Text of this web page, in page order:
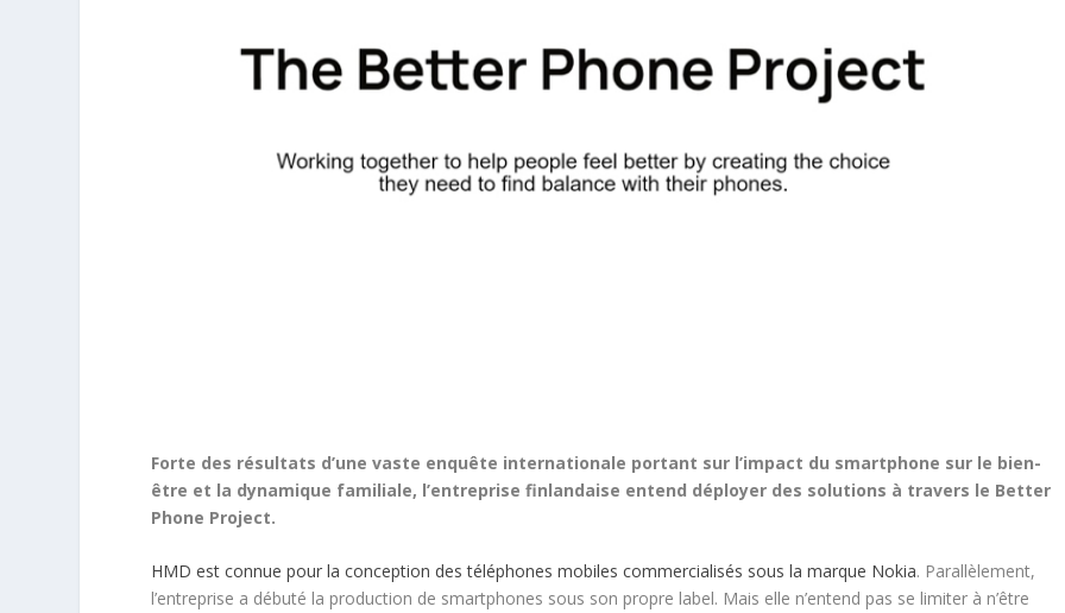
Forte des résultats d’une vaste enquête internationale portant sur l’impact du smartphone sur le bien-
être et la dynamique familiale, l’entreprise finlandaise entend déployer des solutions à travers le Better
Phone Project.
HMD est connue pour la conception des téléphones mobiles commercialisés sous la marque Nokia. Parallèlement,
l’entreprise a débuté la production de smartphones sous son propre label. Mais elle n’entend pas se limiter à n’être